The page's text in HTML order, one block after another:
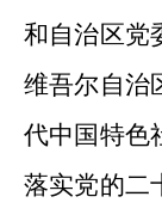
和自治区党
维吾尔自治
代中国特色
落实党的二